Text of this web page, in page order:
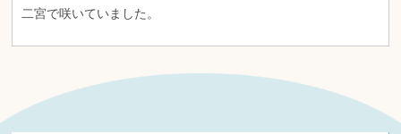
二宮で咲いていました。